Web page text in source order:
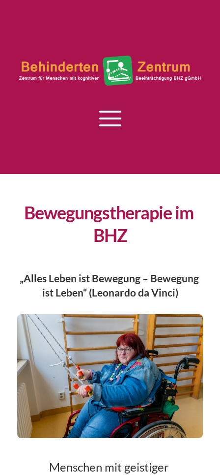
Bewegungstherapie im
BHZ
„Alles Leben ist Bewegung – Bewegung
ist Leben“ (Leonardo da Vinci)
Menschen mit geistiger